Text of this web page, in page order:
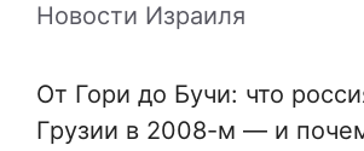
Новости Израиля
От Гори до Бучи: что
Грузии в 2008-м — и